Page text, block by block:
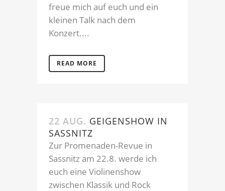
freue mich auf euch und ein
kleinen Talk nach dem
Konzert....
READ MORE
22 AUG. GEIGENSHOW IN
SASSNITZ
Zur Promenaden-Revue in
Sassnitz am 22.8. werde ich
euch eine Violinenshow
zwischen Klassik und Rock